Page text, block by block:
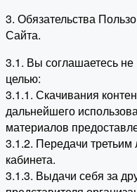
3. Обязательства
Сайта.
3.1. Вы соглашаетесь
целью:
3.1.1. Скачивания
дальнейшего
материалов
3.1.2. Передачи третьим
кабинета.
3.1.3. Выдачи себя за